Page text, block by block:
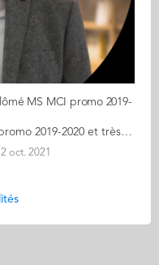
MS MCI promo 2019-
Antoine Vincent, diplômé MS MCI promo 2019-2020 et très impliqué avec la nouvelle promo du MS MCI (Management et compétences internationales), partage son témoignage pour son programme de coeur et son parcours avant et après les études. Présentation de votre parcours avant votre entrée au MCI « Diplômé de l'ESTACA, école d'ingénieurs spécialisée dans les transports et ayant la volonté depuis déjà longtemps d'allier mes compétences techniques avec des compétences orientées gestion d'entreprise, je cherchais à obtenir cette double casquette. A l'époque, je mettais renseigné sur plusieurs Mastère Spécialisé mais je me suis rapidement tourné vers le MCI car il offrait une plus grande diversité d'enseignements. » Votre parcours depuis que vous etes diplômé (stage , premier poste) « Mes cours au sein du MCI se sont terminés à la fin du mois de mars 2020, j'ai alors continué avec mon stage chez NavalGroup en tant que Business Developer en Innovation. Ma mission était de participer à la création d'un POC (expérimentation) en partenariat avec la Marine Nationale. J'abordais ainsi des aspects techniques mais aussi des aspects commerciaux. Par la suite, je suis rentré en tant que Ingénieur Projet chez MI GSO avec une mission chez Airbus Nantes pour le pilotage de projets d'innovation. J'occupe encore aujourd'hui ce poste. » Vous êtes un alumni très investi : concrètement de quelle façon contribuez-vous au programme ? « J'essaie de garder un lien avec le MCI, car j'apprécie le fait de partager mon année MCI avec les étudiants qui vivent actuellement le cursus. Cette année, j'ai rencontré les étudiants de la promo lors d'un petit déjeuner au Radisson Blue de Nantes. Ce fut l'occasion de faire connaissance et de répondre à leurs questions dans des conditions plutôt informelles. Nous avons créé également avec Madame BERNARDIN, responsable du cours de gestion de projets, une étude de cas qui s'intitule MCI SPACE. Les étudiants vont être en plusieurs groupes et vont devoir faire la gestion d'un projet commun. L'idée est de faire connaitre aux étudiants les rudiments de la gestion de projets. Il y a aussi un aspect team building parce que c'est comme si chaque groupe représentait un service d'une seule et unique entreprise, la communication va être essentielle. » Avec toutes les notions apprises durant vos études, aujourd'hui comment utilisez-vous ces bases dans votre travail ? « A l’heure actuelle, ce sont davantage les softskills acquis en partie lors du MCI qui me servent. J’entends par softskills, le management multiculturel, la capacité de réflexion notamment. Après ma carrière professionnelle ne fait que commencer et j’ai bon espoir de pouvoir utiliser l’intégralité de ces notions dans un futur relativement proche. Cela conditionne en partie mon projet professionnel. »
oct. 2021